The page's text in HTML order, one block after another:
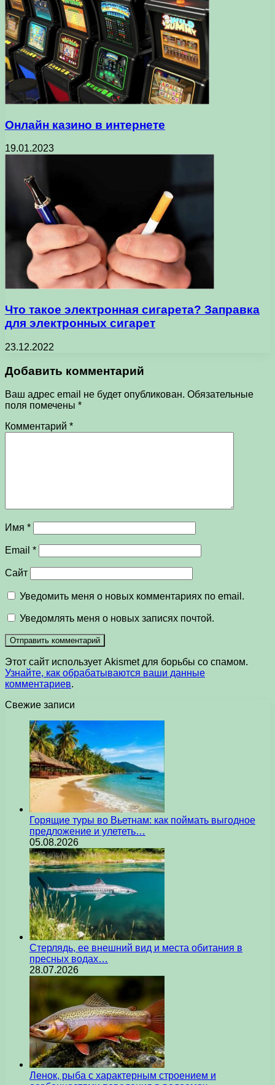
Онлайн казино в интернете
19.01.2023
Что такое электронная сигарета? Заправка
для электронных сигарет
23.12.2022
Добавить комментарий
Ваш адрес email не будет опубликован. Обязательные
поля помечены *
Комментарий *
Имя *
Email *
Сайт
Уведомить меня о новых комментариях по email.
Уведомлять меня о новых записях почтой.
Этот сайт использует Akismet для борьбы со спамом.
Узнайте, как обрабатываются ваши данные
комментариев.
Свежие записи
Горящие туры во Вьетнам: как поймать выгодное
предложение и улететь…
05.08.2026
Стерлядь, ее внешний вид и места обитания в
пресных водах…
28.07.2026
Ленок, рыба с характерным строением и